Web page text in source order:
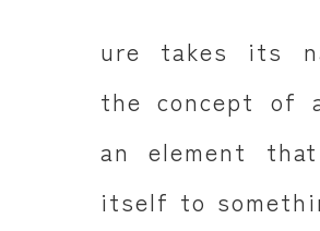
ure takes its
the concept of
an element
itself to